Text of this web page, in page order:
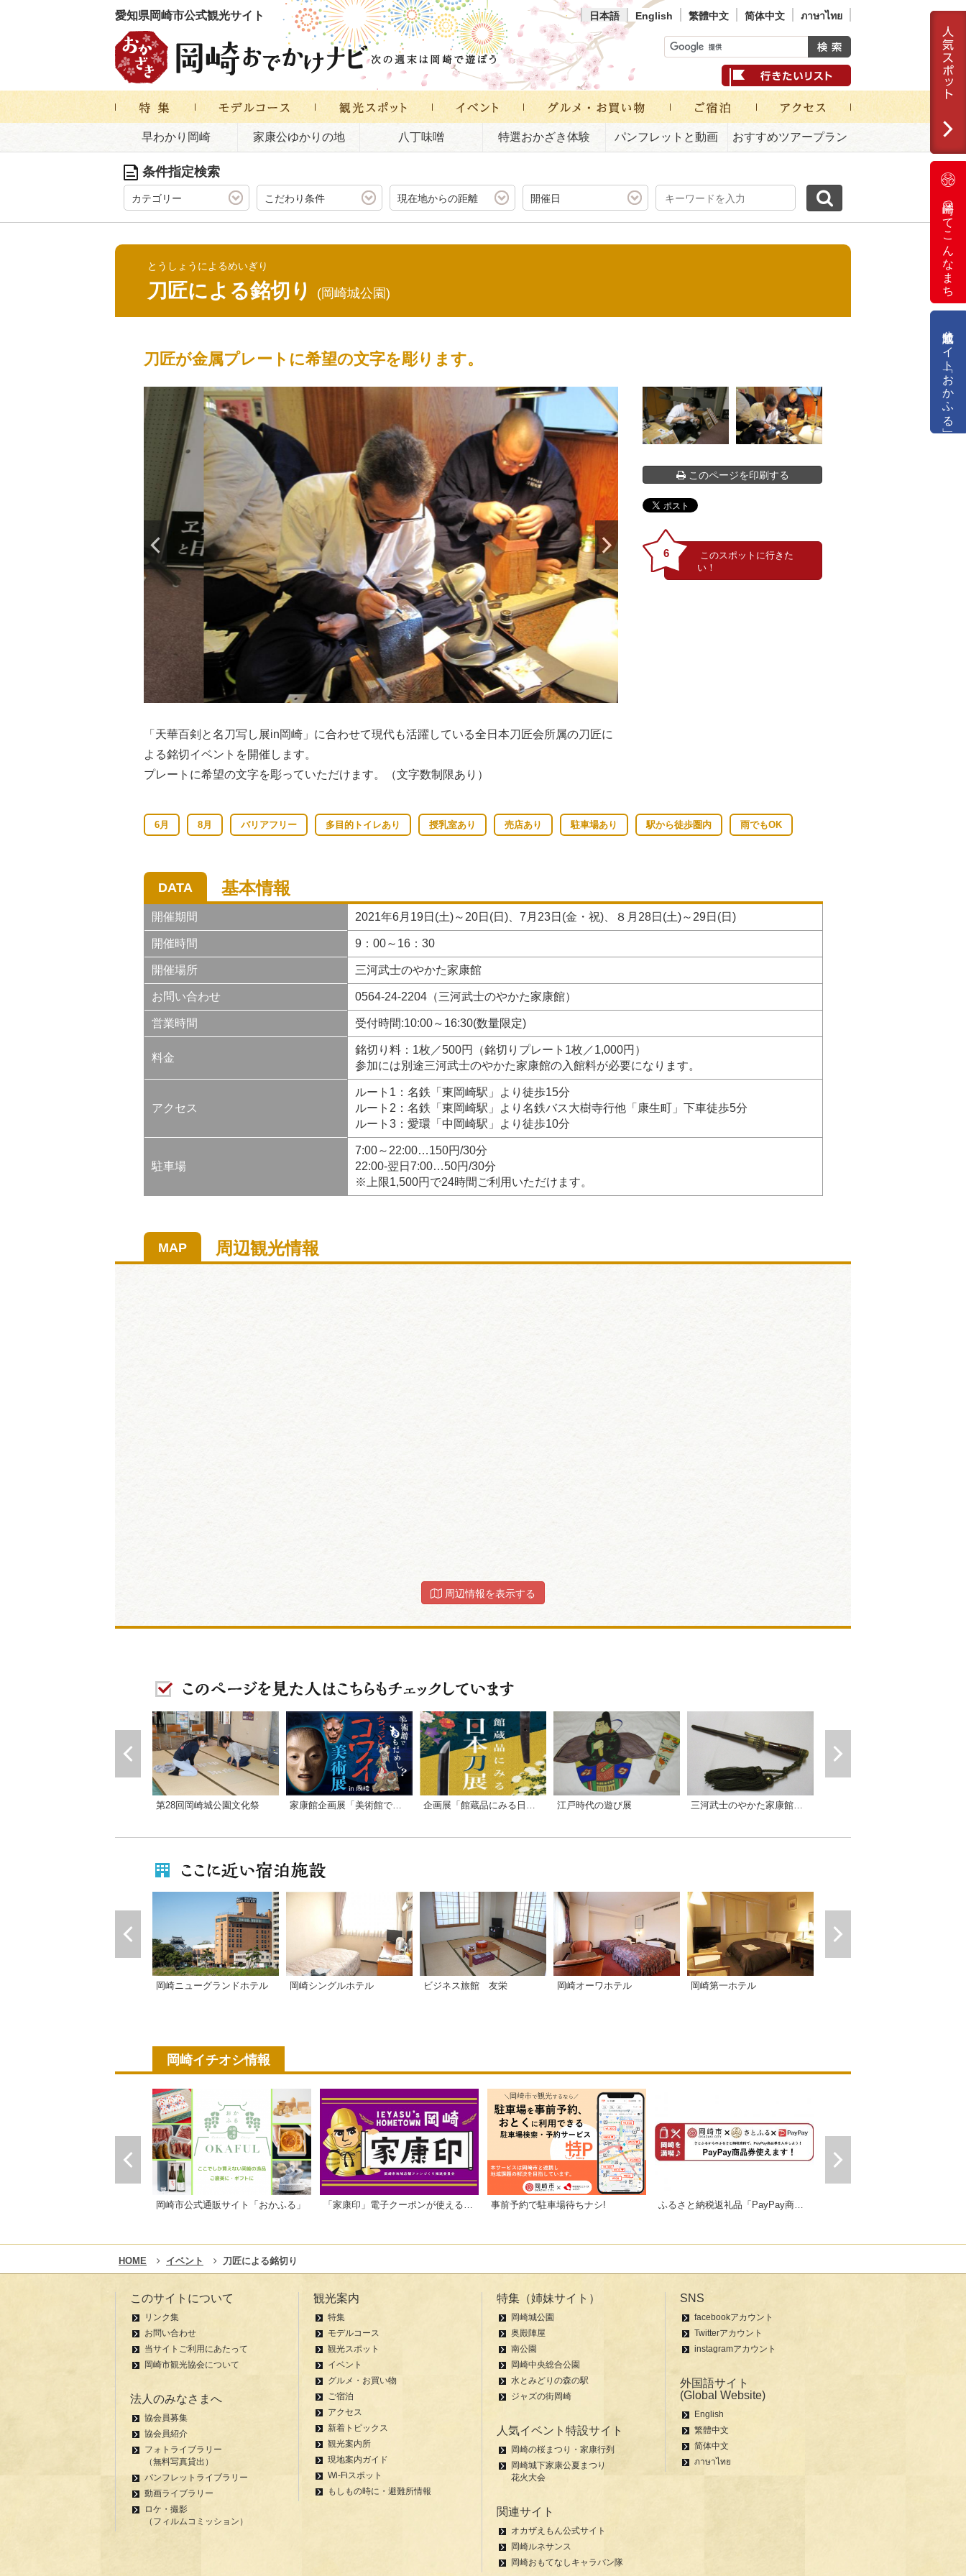
愛知県岡崎市公式観光サイト 日本語 English 繁體中文 简体中文 ภาษาไทย
早わかり岡崎 家康公ゆかりの地 八丁味噌 特選おかざき体験 パンフレットと動画 おすすめツアープラン
岡崎ってこんなまち
公式通販サイト「おかふる」
条件指定検索
カテゴリー こだわり条件 現在地からの距離 開催日
とうしょうによるめいぎり
刀匠による銘切り (岡崎城公園)
刀匠が金属プレートに希望の文字を彫ります。
「天華百剣と名刀写し展in岡崎」に合わせて現代も活躍している全日本刀匠会所属の刀匠に
よる銘切イベントを開催します。
プレートに希望の文字を彫っていただけます。（文字数制限あり）
このページを印刷する
6
6月 8月 バリアフリー 多目的トイレあり 授乳室あり 売店あり 駐車場あり 駅から徒歩圏内 雨でもOK
DATA 基本情報
開催期間 2021年6月19日(土)～20日(日)、7月23日(金・祝)、８月28日(土)～29日(日)
開催時間 9：00～16：30
開催場所 三河武士のやかた家康館
お問い合わせ 0564-24-2204（三河武士のやかた家康館）
営業時間 受付時間:10:00～16:30(数量限定)
料金
銘切り料：1枚／500円（銘切りプレート1枚／1,000円）
参加には別途三河武士のやかた家康館の入館料が必要になります。
アクセス
ルート1：名鉄「東岡崎駅」より徒歩15分
ルート2：名鉄「東岡崎駅」より名鉄バス大樹寺行他「康生町」下車徒歩5分
ルート3：愛環「中岡崎駅」より徒歩10分
駐車場
7:00～22:00…150円/30分
22:00-翌日7:00…50円/30分
※上限1,500円で24時間ご利用いただけます。
MAP 周辺観光情報
周辺情報を表示する
第28回岡崎城公園文化祭 江戸時代の遊び展
岡崎ニューグランドホテル 岡崎シングルホテル ビジネス旅館 友栄 岡崎オーワホテル 岡崎第一ホテル
岡崎イチオシ情報
岡崎市公式通販サイト「おかふる」 事前予約で駐車場待ちナシ!
HOME イベント 刀匠による銘切り
このサイトについて
リンク集
お問い合わせ
当サイトご利用にあたって
岡崎市観光協会について
法人のみなさまへ
協会員募集
協会員紹介
フォトライブラリー
（無料写真貸出）
パンフレットライブラリー
動画ライブラリー
ロケ・撮影
（フィルムコミッション）
観光案内
特集
モデルコース
観光スポット
イベント
グルメ・お買い物
ご宿泊
アクセス
新着トピックス
観光案内所
現地案内ガイド
Wi-Fiスポット
もしもの時に・避難所情報
特集（姉妹サイト）
岡崎城公園
奥殿陣屋
南公園
岡崎中央総合公園
水とみどりの森の駅
ジャズの街岡崎
人気イベント特設サイト
岡崎の桜まつり・家康行列
岡崎城下家康公夏まつり
花火大会
関連サイト
オカザえもん公式サイト
岡崎ルネサンス
岡崎おもてなしキャラバン隊
SNS
facebookアカウント
Twitterアカウント
instagramアカウント
外国語サイト
(Global Website)
English
繁體中文
简体中文
ภาษาไทย